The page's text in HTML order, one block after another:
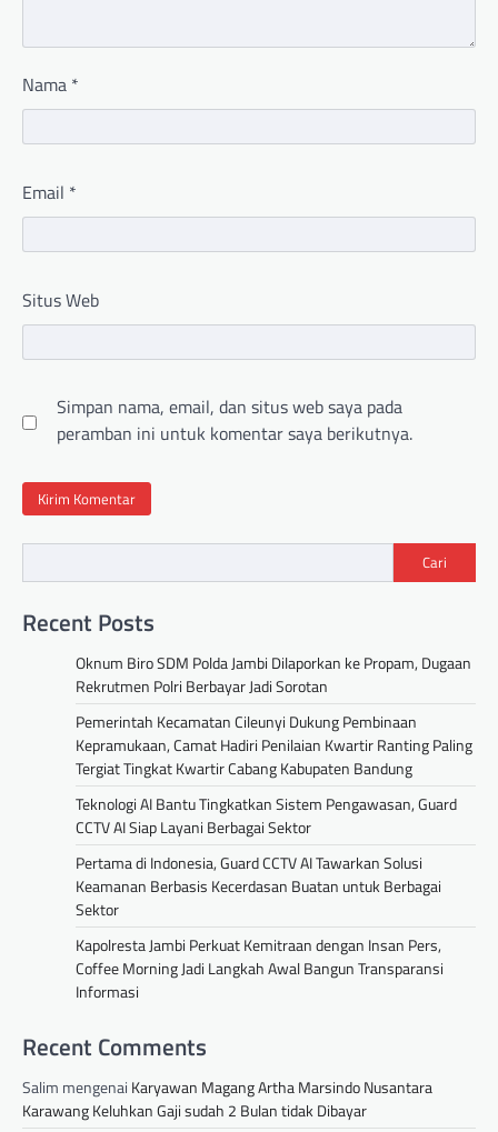
Nama *
Email *
Situs Web
Simpan nama, email, dan situs web saya pada
peramban ini untuk komentar saya berikutnya.
Cari
Recent Posts
Oknum Biro SDM Polda Jambi Dilaporkan ke Propam, Dugaan
Rekrutmen Polri Berbayar Jadi Sorotan
Pemerintah Kecamatan Cileunyi Dukung Pembinaan
Kepramukaan, Camat Hadiri Penilaian Kwartir Ranting Paling
Tergiat Tingkat Kwartir Cabang Kabupaten Bandung
Teknologi AI Bantu Tingkatkan Sistem Pengawasan, Guard
CCTV AI Siap Layani Berbagai Sektor
Pertama di Indonesia, Guard CCTV AI Tawarkan Solusi
Keamanan Berbasis Kecerdasan Buatan untuk Berbagai
Sektor
Kapolresta Jambi Perkuat Kemitraan dengan Insan Pers,
Coffee Morning Jadi Langkah Awal Bangun Transparansi
Informasi
Recent Comments
Salim mengenai Karyawan Magang Artha Marsindo Nusantara
Karawang Keluhkan Gaji sudah 2 Bulan tidak Dibayar